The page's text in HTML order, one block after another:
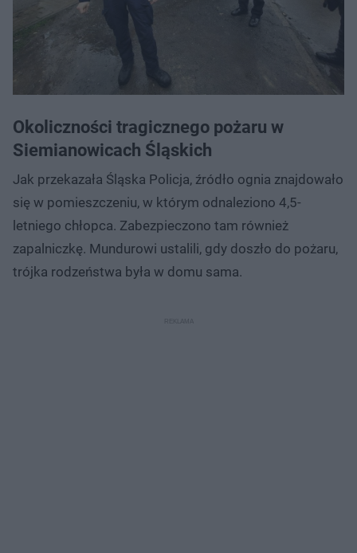
Okoliczności tragicznego pożaru w
Siemianowicach Śląskich
Jak przekazała Śląska Policja, źródło ognia znajdowało
się w pomieszczeniu, w którym odnaleziono 4,5-
letniego chłopca. Zabezpieczono tam również
zapalniczkę. Mundurowi ustalili, gdy doszło do pożaru,
trójka rodzeństwa była w domu sama.